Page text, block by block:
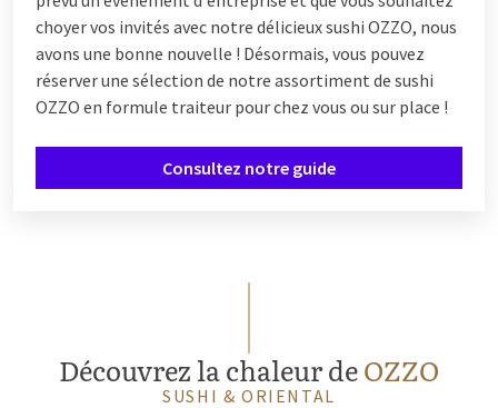
choyer vos invités avec notre délicieux sushi OZZO, nous
avons une bonne nouvelle ! Désormais, vous pouvez
réserver une sélection de notre assortiment de sushi
OZZO en formule traiteur pour chez vous ou sur place !
Consultez notre guide
Découvrez la chaleur deOZZO
SUSHI & ORIENTAL